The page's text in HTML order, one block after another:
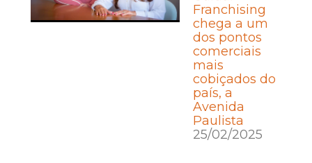
Franchising
chega a um
dos pontos
comerciais
mais
cobiçados do
país, a
Avenida
Paulista
25/02/2025